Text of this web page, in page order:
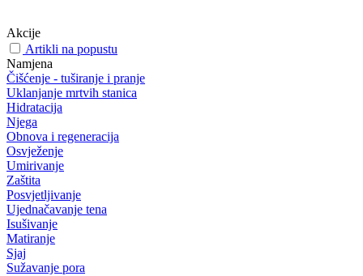
Akcije
Artikli na popustu
Namjena
Čišćenje - tuširanje i pranje
Uklanjanje mrtvih stanica
Hidratacija
Njega
Obnova i regeneracija
Osvježenje
Umirivanje
Zaštita
Posvjetljivanje
Ujednačavanje tena
Isušivanje
Matiranje
Sjaj
Sužavanje pora